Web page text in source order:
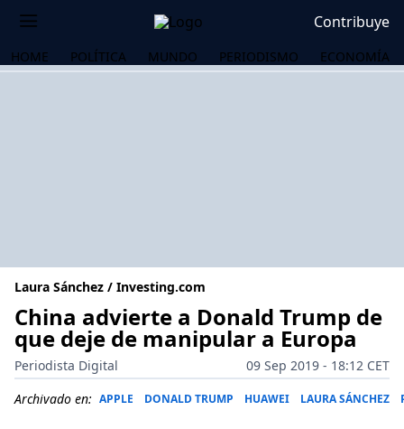
Contribuye
HOME POLÍTICA MUNDO PERIODISMO ECONOMÍA
Laura Sánchez / Investing.com
China advierte a Donald Trump de
que deje de manipular a Europa
Periodista Digital
09 Sep 2019 - 18:12 CET
Archivado en: APPLE DONALD TRUMP HUAWEI LAURA SÁNCHEZ